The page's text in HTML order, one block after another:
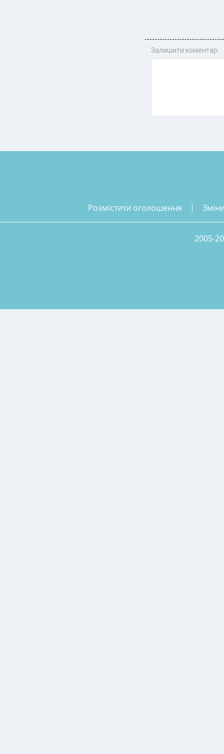
Залишити коментар:
розмістити оголошення
2005-